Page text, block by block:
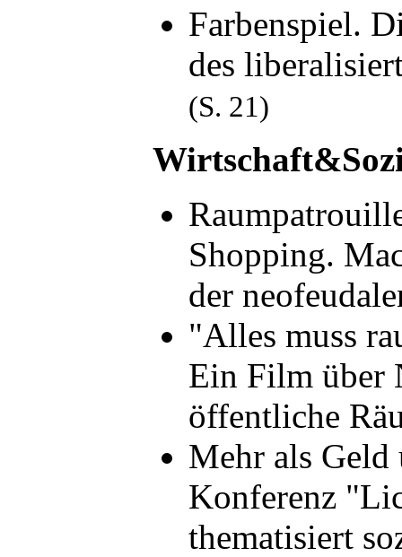
Farbenspiel.
des
(S. 21)
Shopping.
der
"Alles muss
Ein Film über
öffentliche
Mehr als
Konferenz
thematisiert